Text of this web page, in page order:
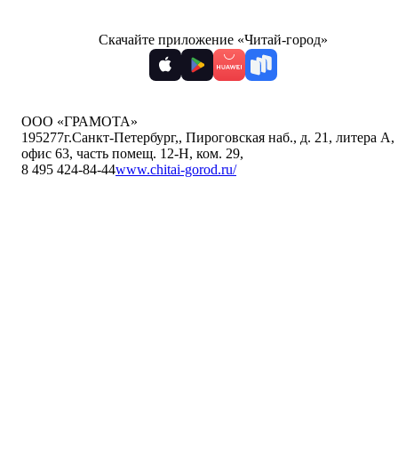
Скачайте приложение «Читай-город»
ООО «ГРАМОТА»
195277г.Санкт-Петербург,, Пироговская наб., д. 21, литера А,
офис 63, часть помещ. 12-Н, ком. 29,
8 495 424-84-44www.chitai-gorod.ru/